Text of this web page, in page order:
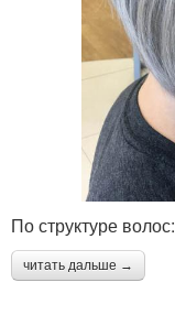
По структуре волос:
читать дальше →